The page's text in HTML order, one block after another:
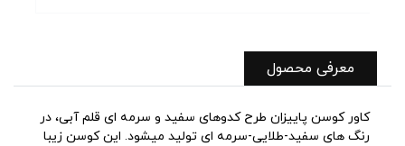
معرفی محصول
کاور کوسن پاییزان طرح کدوهای سفید و سرمه ای قلم آبی، در
رنگ های سفید-طلایی-سرمه ای تولید میشود. این کوسن زیبا